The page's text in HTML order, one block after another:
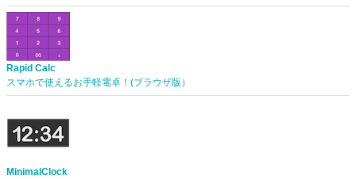
Rapid Calc
スマホで使えるお手軽電卓！(ブラウザ版）
MinimalClock